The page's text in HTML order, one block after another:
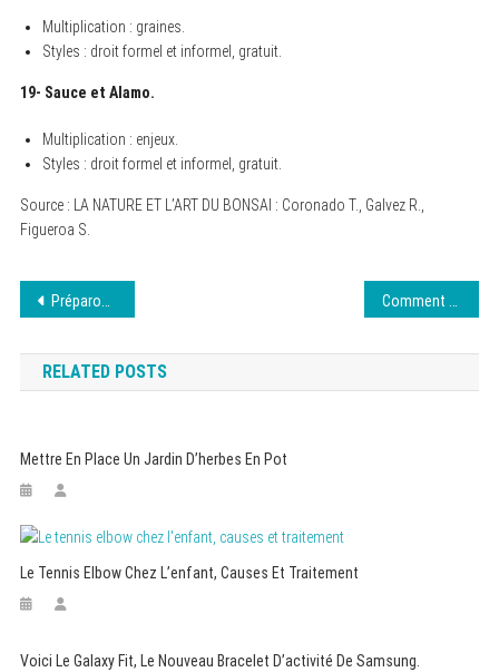
Multiplication : graines.
Styles : droit formel et informel, gratuit.
19- Sauce et Alamo.
Multiplication : enjeux.
Styles : droit formel et informel, gratuit.
Source : LA NATURE ET L’ART DU BONSAI : Coronado T., Galvez R.,
Figueroa S.
Navigation
de
l’article
Préparons notre coin pour le printemps
RELATED POSTS
Mettre En Place Un Jardin D’herbes En Pot
Le Tennis Elbow Chez L’enfant, Causes Et Traitement
Voici Le Galaxy Fit, Le Nouveau Bracelet D’activité De Samsung.